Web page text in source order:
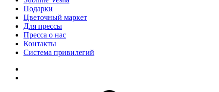
Подарки
Цветочный маркет
Для прессы
Пресса о нас
Контакты
Система привилегий